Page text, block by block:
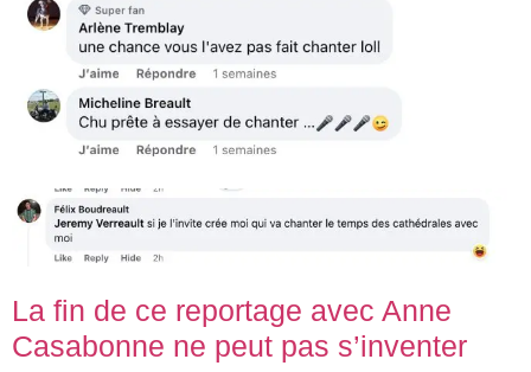
La fin de ce reportage avec Anne
Casabonne ne peut pas s’inventer